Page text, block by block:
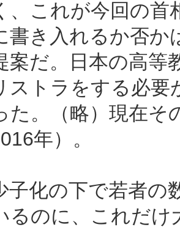
、これが今回の首
書き入れるか否か
案だ。日本の高等
ストラをする必要
た。（略）現在そ
年）。
化の下で若者の
るのに、これだけ